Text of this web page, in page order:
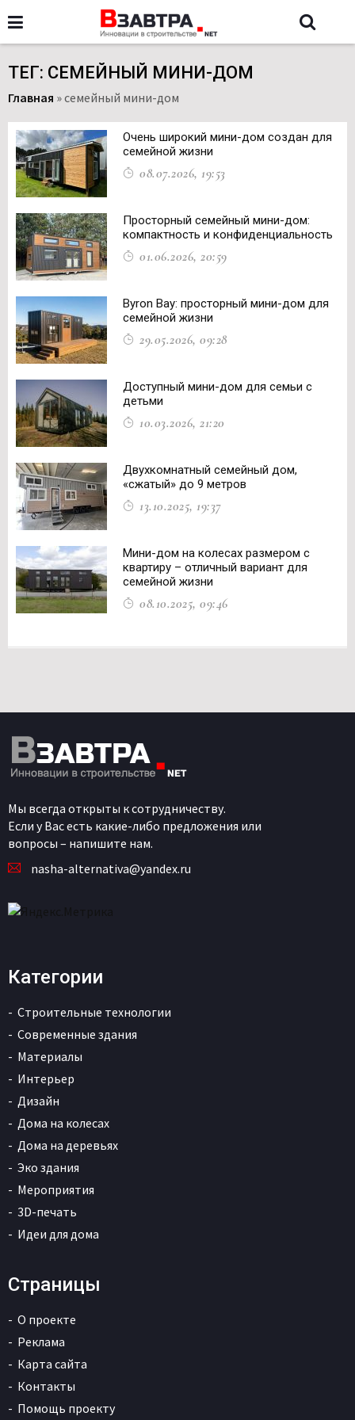
ТЕГ: СЕМЕЙНЫЙ МИНИ-ДОМ
Главная »семейный мини-дом
Очень широкий мини-дом создан для
семейной жизни
08.07.2026, 19:53
Просторный семейный мини-дом:
компактность и конфиденциальность
01.06.2026, 20:59
Byron Bay: просторный мини-дом для
семейной жизни
29.05.2026, 09:28
Доступный мини-дом для семьи с
детьми
10.03.2026, 21:20
Двухкомнатный семейный дом,
«сжатый» до 9 метров
13.10.2025, 19:37
Мини-дом на колесах размером с
квартиру – отличный вариант для
семейной жизни
08.10.2025, 09:46
Мы всегда открыты к сотрудничеству.
Если у Вас есть какие-либо предложения или
вопросы – напишите нам.
nasha-alternativa@yandex.ru
Категории
Строительные технологии
Современные здания
Материалы
Интерьер
Дизайн
Дома на колесах
Дома на деревьях
Эко здания
Мероприятия
3D-печать
Идеи для дома
Страницы
О проекте
Реклама
Карта сайта
Контакты
Помощь проекту